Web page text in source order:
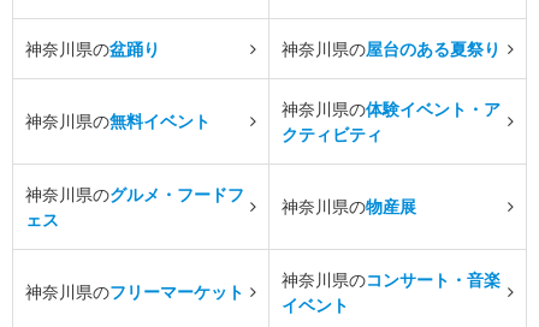
神奈川県の盆踊り 神奈川県の屋台のある夏祭り
神奈川県の無料イベント
神奈川県の体験イベント・ア
クティビティ
神奈川県のグルメ・フードフ
ェス
神奈川県の物産展
神奈川県のフリーマーケット
神奈川県のコンサート・音楽
イベント